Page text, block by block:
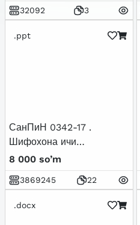
32092 3
.ppt
СанПиН 0342-17 .
Шифохона ичи
инфекциялари
профилактикаси бўйича
амалдаги 0304-12-сонли
санитария қоида ва
8 000 so’m
3869245 22
.docx